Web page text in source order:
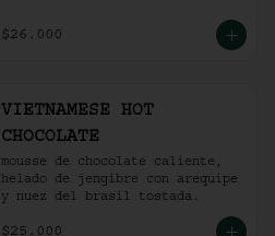
$26.000
VIETNAMESE HOT
CHOCOLATE
mousse de chocolate caliente,
helado de jengibre con arequipe
y nuez del brasil tostada.
$25.000